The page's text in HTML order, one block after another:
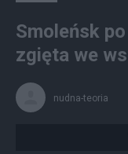
Smoleńsk
zgięta we
nudna-teoria